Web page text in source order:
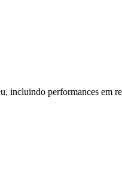
incluindo performances em